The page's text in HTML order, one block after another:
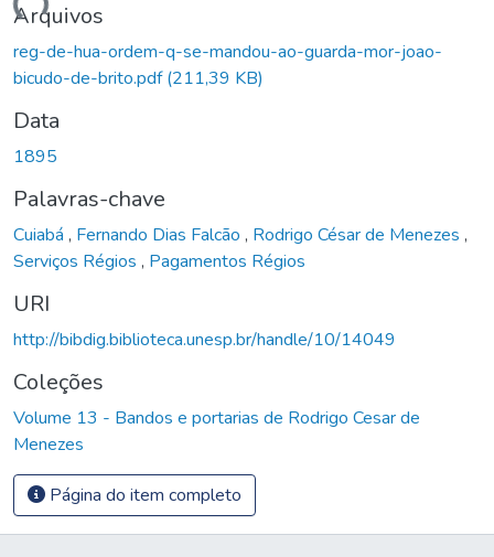
Arquivos
reg-de-hua-ordem-q-se-mandou-ao-guarda-mor-joao-
bicudo-de-brito.pdf(211,39 KB)
Data
1895
Palavras-chave
Cuiabá , Fernando Dias Falcão , Rodrigo César de Menezes ,
Serviços Régios , Pagamentos Régios
URI
http://bibdig.biblioteca.unesp.br/handle/10/14049
Coleções
Volume 13 - Bandos e portarias de Rodrigo Cesar de
Menezes
Página do item completo